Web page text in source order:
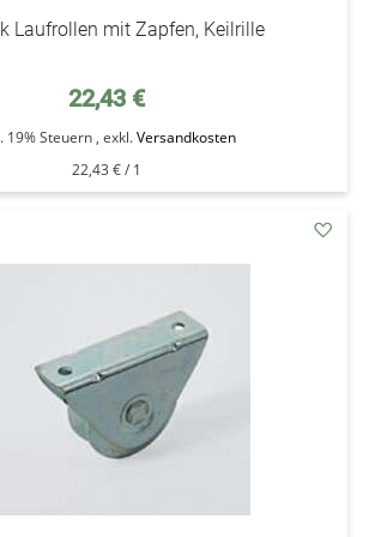
Laufrollen mit Zapfen, Keilrille
22,43 €
19% Steuern , exkl.Versandkosten
22,43 €/ 1